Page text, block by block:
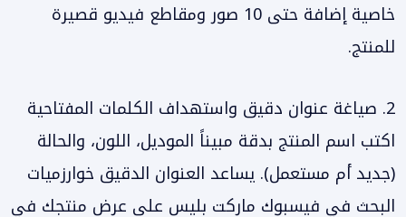
خاصية إضافة حتى 10 صور ومقاطع فيديو قصيرة
للمنتج.
2. صياغة عنوان دقيق واستهداف الكلمات المفتاحية
اكتب اسم المنتج بدقة مبيناً الموديل، اللون، والحالة
(جديد أم مستعمل). يساعد العنوان الدقيق خوارزميات
البحث في فيسبوك ماركت بليس على عرض منتجك في